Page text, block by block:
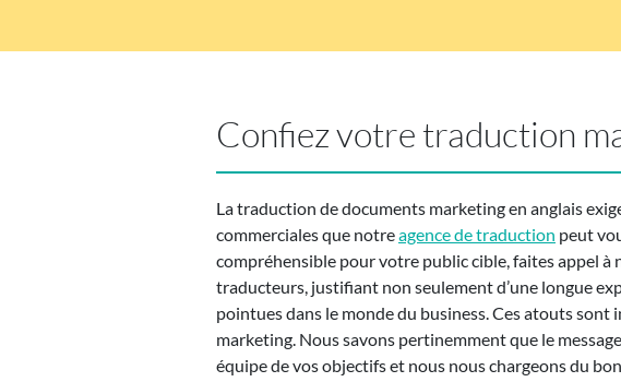
Confiez votre traduction
La traduction de documents marketing en anglais
commerciales que notreagence de traduction peut
compréhensible pour votre public cible, faites appel à
traducteurs, justifiant non seulement d’une longue
pointues dans le monde du business. Ces atouts
marketing. Nous savons pertinemment que le
équipe de vos objectifs et nous nous chargeons du